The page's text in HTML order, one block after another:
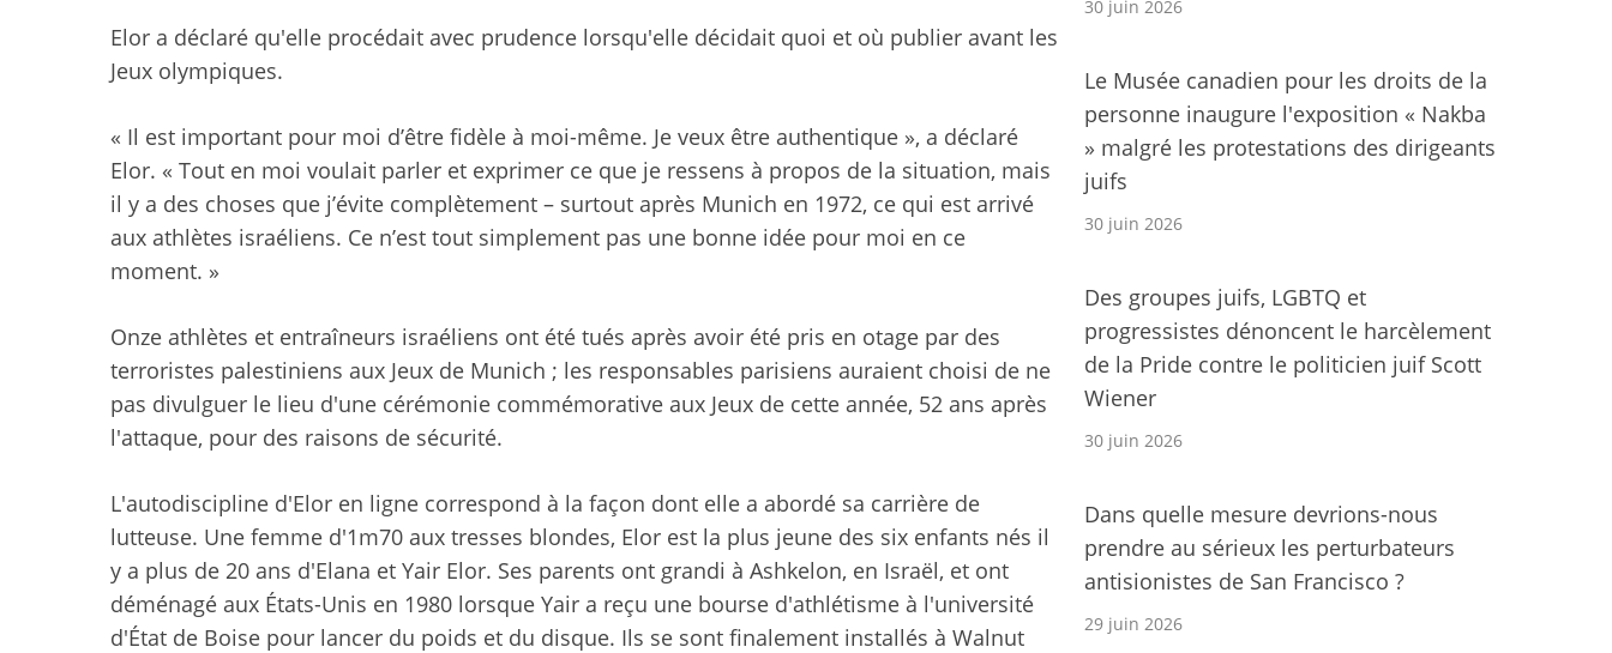
Elor a déclaré qu'elle procédait avec prudence lorsqu'elle décidait quoi et où publier avant les
Jeux olympiques.
« Il est important pour moi d’être fidèle à moi-même. Je veux être authentique », a déclaré
Elor. « Tout en moi voulait parler et exprimer ce que je ressens à propos de la situation, mais
il y a des choses que j’évite complètement – ​​surtout après Munich en 1972, ce qui est arrivé
aux athlètes israéliens. Ce n’est tout simplement pas une bonne idée pour moi en ce
moment. »
Onze athlètes et entraîneurs israéliens ont été tués après avoir été pris en otage par des
terroristes palestiniens aux Jeux de Munich ; les responsables parisiens auraient choisi de ne
pas divulguer le lieu d'une cérémonie commémorative aux Jeux de cette année, 52 ans après
l'attaque, pour des raisons de sécurité.
L'autodiscipline d'Elor en ligne correspond à la façon dont elle a abordé sa carrière de
lutteuse. Une femme d'1m70 aux tresses blondes, Elor est la plus jeune des six enfants nés il
y a plus de 20 ans d'Elana et Yair Elor. Ses parents ont grandi à Ashkelon, en Israël, et ont
déménagé aux États-Unis en 1980 lorsque Yair a reçu une bourse d'athlétisme à l'université
d'État de Boise pour lancer du poids et du disque. Ils se sont finalement installés à Walnut
30 juin 2026
Le Musée canadien pour les droits de la
personne inaugure l'exposition « Nakba
» malgré les protestations des dirigeants
juifs
30 juin 2026
Des groupes juifs, LGBTQ et
progressistes dénoncent le harcèlement
de la Pride contre le politicien juif Scott
Wiener
30 juin 2026
Dans quelle mesure devrions-nous
prendre au sérieux les perturbateurs
antisionistes de San Francisco ?
29 juin 2026